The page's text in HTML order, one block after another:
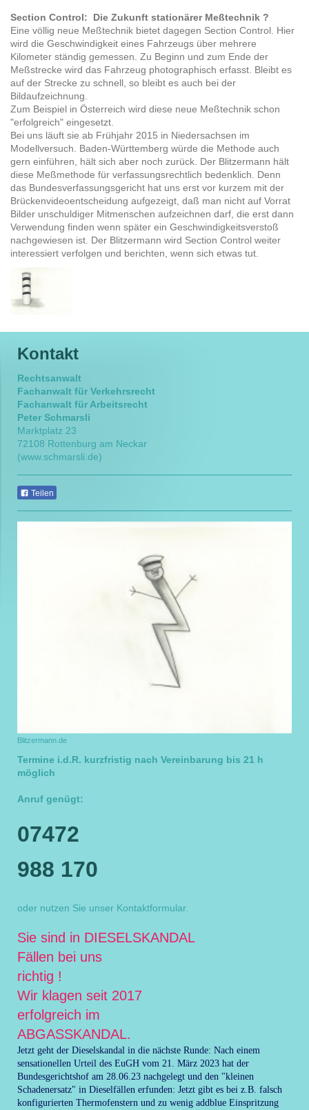
Section Control: Die Zukunft stationärer Meßtechnik ?
Eine völlig neue Meßtechnik bietet dagegen Section Control. Hier
wird die Geschwindigkeit eines Fahrzeugs über mehrere
Kilometer ständig gemessen. Zu Beginn und zum Ende der
Meßstrecke wird das Fahrzeug photographisch erfasst. Bleibt es
auf der Strecke zu schnell, so bleibt es auch bei der
Bildaufzeichnung.
Zum Beispiel in Österreich wird diese neue Meßtechnik schon
"erfolgreich" eingesetzt.
Bei uns läuft sie ab Frühjahr 2015 in Niedersachsen im
Modellversuch. Baden-Württemberg würde die Methode auch
gern einführen, hält sich aber noch zurück. Der Blitzermann hält
diese Meßmethode für verfassungsrechtlich bedenklich. Denn
das Bundesverfassungsgericht hat uns erst vor kurzem mit der
Brückenvideoentscheidung aufgezeigt, daß man nicht auf Vorrat
Bilder unschuldiger Mitmenschen aufzeichnen darf, die erst dann
Verwendung finden wenn später ein Geschwindigkeitsverstoß
nachgewiesen ist. Der Blitzermann wird Section Control weiter
interessiert verfolgen und berichten, wenn sich etwas tut.
Kontakt
Rechtsanwalt
Fachanwalt für Verkehrsrecht
Fachanwalt für Arbeitsrecht
Peter Schmarsli
Marktplatz 23
72108 Rottenburg am Neckar
(www.schmarsli.de)
Teilen
Blitzermann.de
Termine i.d.R. kurzfristig nach Vereinbarung bis 21 h
möglich
Anruf genügt:
07472
988 170
oder nutzen Sie unser Kontaktformular.
Sie sind in DIESELSKANDAL
Fällen bei uns
richtig !
Wir klagen seit 2017
erfolgreich im
ABGASSKANDAL.
Jetzt geht der Dieselskandal in die nächste Runde: Nach einem
sensationellen Urteil des EuGH vom 21. März 2023 hat der
Bundesgerichtshof am 28.06.23 nachgelegt und den "kleinen
Schadenersatz" in Dieselfällen erfunden: Jetzt gibt es bei z.B. falsch
konfigurierten Thermofenstern und zu wenig addblue Einspritzung